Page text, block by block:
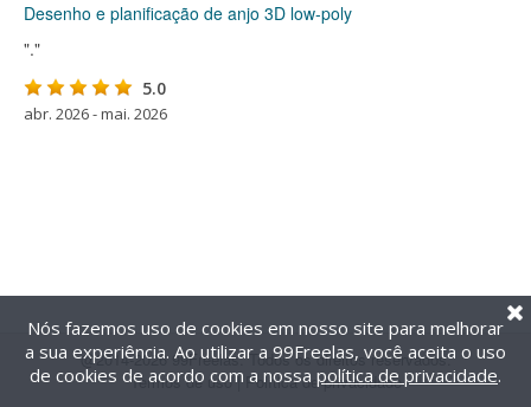
Desenho e planificação de anjo 3D low-poly
"."
5.0
abr. 2026 - mai. 2026
@2014-2026 99Freelas. Todos os direitos reservados.
Termos de uso| Política de privacidade
Nós fazemos uso de cookies em nosso site para melhorar
a sua experiência. Ao utilizar a 99Freelas, você aceita o uso
de cookies de acordo com a nossa política de privacidade.